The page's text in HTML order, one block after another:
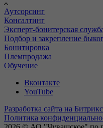
Аутсорсинг
Консалтинг
Эксперт-бонитерская
Подбор и закрепление
Бонитировка
Племпродажа
Обучение
Вконтакте
YouTube
Разработка сайта на Битрикс
Политика